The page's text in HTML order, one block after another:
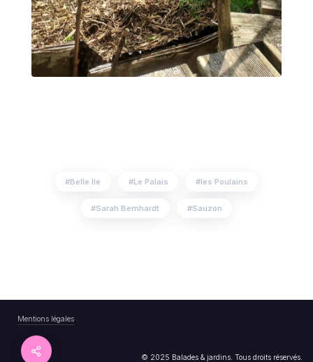
Belle Ile Le Palais les Poulains
Sarah Bernhardt Sauzon
Mentions légales
© 2025 Balades & jardins. Tous droits réservés.